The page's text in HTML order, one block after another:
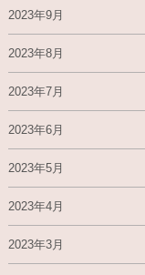
2023年9月
2023年8月
2023年7月
2023年6月
2023年5月
2023年4月
2023年3月